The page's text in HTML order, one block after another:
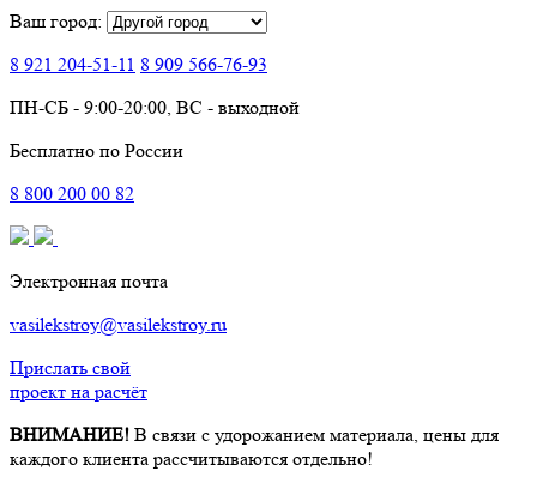
Ваш город:
8 921 204-51-11 8 909 566-76-93
ПН-СБ - 9:00-20:00, ВС - выходной
Бесплатно по России
8 800 200 00 82
Электронная почта
vasilekstroy@vasilekstroy.ru
Прислать свой
проект на расчёт
ВНИМАНИЕ! В связи с удорожанием материала, цены для
каждого клиента рассчитываются отдельно!